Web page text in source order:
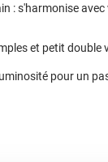
: s'harmonise avec
et petit double
pour un